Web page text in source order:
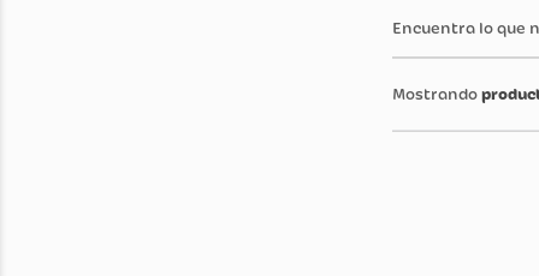
Encuentra lo que